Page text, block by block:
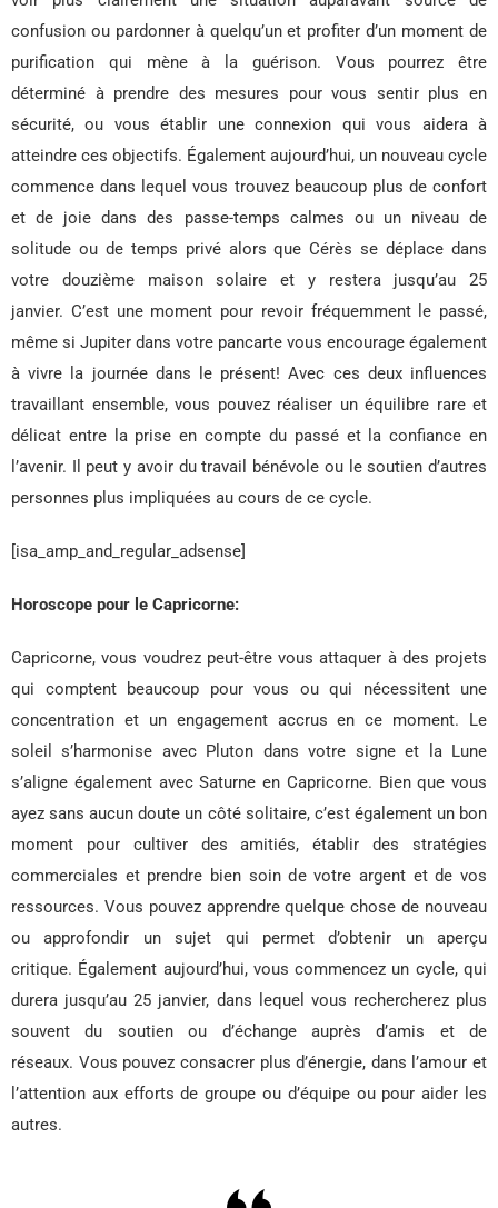
confusion ou pardonner à quelqu’un et profiter d’un moment de
purification qui mène à la guérison. Vous pourrez être
déterminé à prendre des mesures pour vous sentir plus en
sécurité, ou vous établir une connexion qui vous aidera à
atteindre ces objectifs. Également aujourd’hui, un nouveau cycle
commence dans lequel vous trouvez beaucoup plus de confort
et de joie dans des passe-temps calmes ou un niveau de
solitude ou de temps privé alors que Cérès se déplace dans
votre douzième maison solaire et y restera jusqu’au 25
janvier. C’est une moment pour revoir fréquemment le passé,
même si Jupiter dans votre pancarte vous encourage également
à vivre la journée dans le présent! Avec ces deux influences
travaillant ensemble, vous pouvez réaliser un équilibre rare et
délicat entre la prise en compte du passé et la confiance en
l’avenir. Il peut y avoir du travail bénévole ou le soutien d’autres
personnes plus impliquées au cours de ce cycle.
[isa_amp_and_regular_adsense]
Horoscope pour le Capricorne:
Capricorne, vous voudrez peut-être vous attaquer à des projets
qui comptent beaucoup pour vous ou qui nécessitent une
concentration et un engagement accrus en ce moment. Le
soleil s’harmonise avec Pluton dans votre signe et la Lune
s’aligne également avec Saturne en Capricorne. Bien que vous
ayez sans aucun doute un côté solitaire, c’est également un bon
moment pour cultiver des amitiés, établir des stratégies
commerciales et prendre bien soin de votre argent et de vos
ressources. Vous pouvez apprendre quelque chose de nouveau
ou approfondir un sujet qui permet d’obtenir un aperçu
critique. Également aujourd’hui, vous commencez un cycle, qui
durera jusqu’au 25 janvier, dans lequel vous rechercherez plus
souvent du soutien ou d’échange auprès d’amis et de
réseaux. Vous pouvez consacrer plus d’énergie, dans l’amour et
l’attention aux efforts de groupe ou d’équipe ou pour aider les
autres.